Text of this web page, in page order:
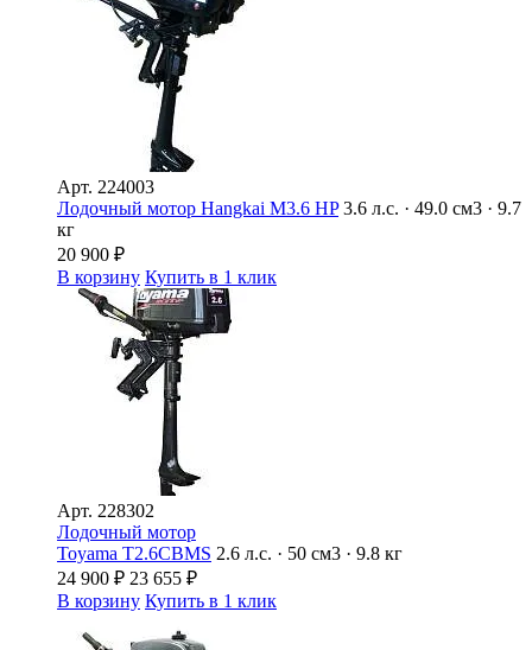
Арт. 224003
Лодочный мотор Hangkai M3.6 HP 3.6 л.с. · 49.0 см3 · 9.7
кг
20 900 ₽
В корзину Купить в 1 клик
Арт. 228302
Лодочный мотор
Toyama T2.6CBMS 2.6 л.с. · 50 см3 · 9.8 кг
24 900 ₽ 23 655 ₽
В корзину Купить в 1 клик